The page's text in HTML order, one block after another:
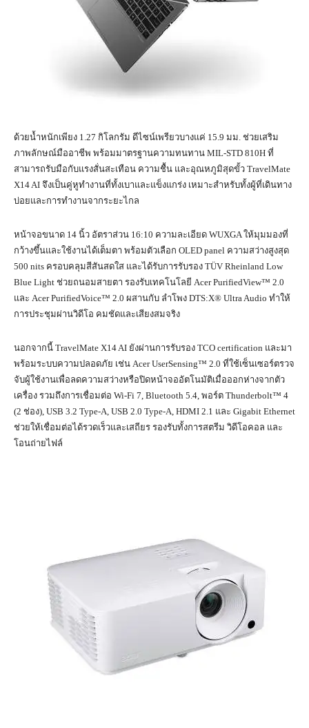
ด้วยน้ำหนักเพียง 1.27 กิโลกรัม ดีไซน์เพรียวบางแค่ 15.9 มม. ช่วยเสริม
ภาพลักษณ์มืออาชีพ พร้อมมาตรฐานความทนทาน MIL-STD 810H ที่
สามารถรับมือกับแรงสั่นสะเทือน ความชื้น และอุณหภูมิสุดขั้ว TravelMate
X14 AI จึงเป็นคู่หูทำงานที่ทั้งเบาและแข็งแกร่ง เหมาะสำหรับทั้งผู้ที่เดินทาง
บ่อยและการทำงานจากระยะไกล
หน้าจอขนาด 14 นิ้ว อัตราส่วน 16:10 ความละเอียด WUXGA ให้มุมมองที่
กว้างขึ้นและใช้งานได้เต็มตา พร้อมตัวเลือก OLED panel ความสว่างสูงสุด
500 nits ครอบคลุมสีสันสดใส และได้รับการรับรอง TÜV Rheinland Low
Blue Light ช่วยถนอมสายตา รองรับเทคโนโลยี Acer PurifiedView™ 2.0
และ Acer PurifiedVoice™ 2.0 ผสานกับ ลำโพง DTS:X® Ultra Audio ทำให้
การประชุมผ่านวิดีโอ คมชัดและเสียงสมจริง
นอกจากนี้ TravelMate X14 AI ยังผ่านการรับรอง TCO certification และมา
พร้อมระบบความปลอดภัย เช่น Acer UserSensing™ 2.0 ที่ใช้เซ็นเซอร์ตรวจ
จับผู้ใช้งานเพื่อลดความสว่างหรือปิดหน้าจออัตโนมัติเมื่อออกห่างจากตัว
เครื่อง รวมถึงการเชื่อมต่อ Wi-Fi 7, Bluetooth 5.4, พอร์ต Thunderbolt™ 4
(2 ช่อง), USB 3.2 Type-A, USB 2.0 Type-A, HDMI 2.1 และ Gigabit Ethernet
ช่วยให้เชื่อมต่อได้รวดเร็วและเสถียร รองรับทั้งการสตรีม วิดีโอคอล และ
โอนถ่ายไฟล์